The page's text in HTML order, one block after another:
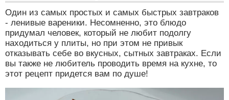
Один из самых простых и самых быстрых завтраков
- ленивые вареники. Несомненно, это блюдо
придумал человек, который не любит подолгу
находиться у плиты, но при этом не привык
отказывать себе во вкусных, сытных завтраках. Если
вы также не любитель проводить время на кухне, то
этот рецепт придется вам по душе!